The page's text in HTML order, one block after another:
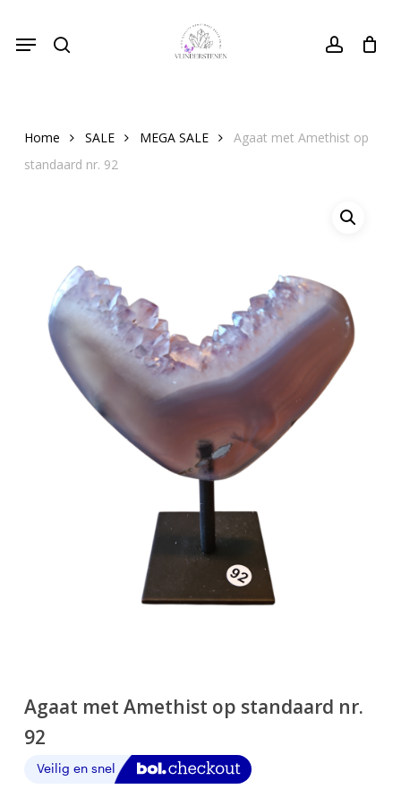
main
account
Menu Close
Cart
Home SALE MEGA SALE
Agaat met Amethist op
standaard nr. 92
Agaat met Amethist op standaard nr.
92